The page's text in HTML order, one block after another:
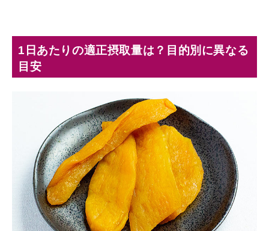
1日あたりの適正摂取量は？目的別に異なる
目安